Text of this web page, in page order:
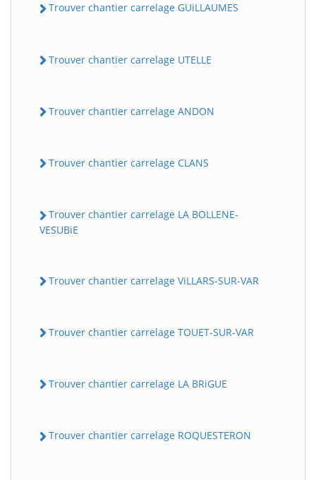
Trouver chantier carrelage GUiLLAUMES
Trouver chantier carrelage UTELLE
Trouver chantier carrelage ANDON
Trouver chantier carrelage CLANS
Trouver chantier carrelage LA BOLLENE-
VESUBiE
Trouver chantier carrelage ViLLARS-SUR-VAR
Trouver chantier carrelage TOUET-SUR-VAR
Trouver chantier carrelage LA BRiGUE
Trouver chantier carrelage ROQUESTERON
B BatiWebPro